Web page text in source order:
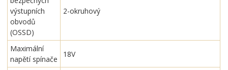
výstupních
obvodů
(OSSD)
2-okruhový
Maximální
napětí spínače
18V